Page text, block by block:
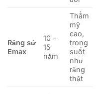
Răng sứ
Emax
10 –
15
năm
Thẩm
mỹ
cao,
trong
suốt
như
răng
thật